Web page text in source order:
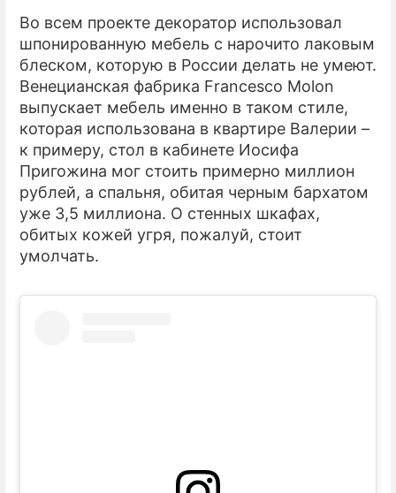
Во всем проекте декоратор использовал
шпонированную мебель с нарочито лаковым
блеском, которую в России делать не умеют.
Венецианская фабрика Francesco Molon
выпускает мебель именно в таком стиле,
которая использована в квартире Валерии –
к примеру, стол в кабинете Иосифа
Пригожина мог стоить примерно миллион
рублей, а спальня, обитая черным бархатом
уже 3,5 миллиона. О стенных шкафах,
обитых кожей угря, пожалуй, стоит
умолчать.